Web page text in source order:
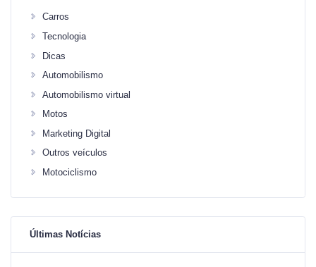
Carros
Tecnologia
Dicas
Automobilismo
Automobilismo virtual
Motos
Marketing Digital
Outros veículos
Motociclismo
Últimas Notícias